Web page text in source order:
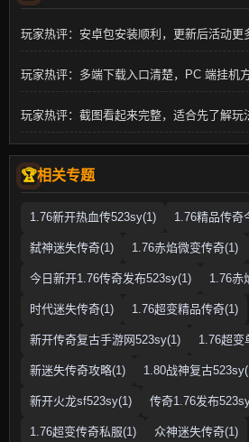
玩家热评：安卓包安装顺利，更新后活动更
玩家热评：多端下载入口清楚，PC 端挂机方
玩家热评：截图看起来完整，适合先了解玩
相关专题
1.76新开热血传523sy(1) 1.76精品传奇
弑神迷失传奇(1) 1.76赤焰微变传奇(1)
今日新开1.76传奇发布523sy(1) 1.76赤
时代迷失传奇(1) 1.76超变精品传奇(1)
新开传奇复古手游网523sy(1) 1.76超变
新迷失传奇攻略(1) 1.80战神复古
新开火龙sf523sy(1) 传奇1.76发布
1.76超变传奇私服(1) 众神迷失传奇(1)